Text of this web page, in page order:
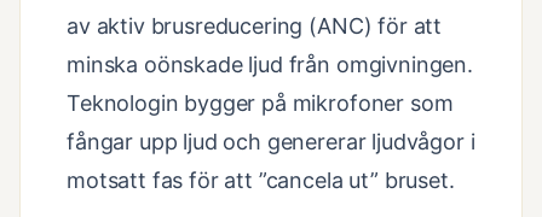
av aktiv brusreducering (ANC) för att
minska oönskade ljud från omgivningen.
Teknologin bygger på mikrofoner som
fångar upp ljud och genererar ljudvågor i
motsatt fas för att ”cancela ut” bruset.